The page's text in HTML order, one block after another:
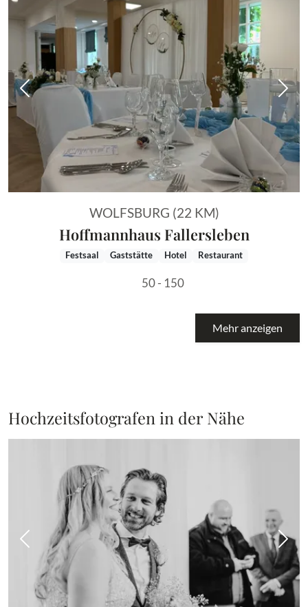
Vorheriges Bild
WOLFSBURG (22 KM)
Hoffmannhaus Fallersleben
Festsaal Gaststätte Hotel Restaurant
50 - 150
Mehr anzeigen
Hochzeitsfotografen in der Nähe
Vorheriges Bild